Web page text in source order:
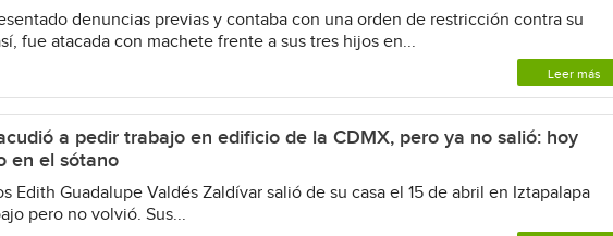
denuncias previas y contaba con una orden de restricción contra su
fue atacada con machete frente a sus tres hijos en...
Leer más
a pedir trabajo en edificio de la CDMX, pero ya no salió: hoy
en el sótano
Edith Guadalupe Valdés Zaldívar salió de su casa el 15 de abril en Iztapalapa
pero no volvió. Sus...